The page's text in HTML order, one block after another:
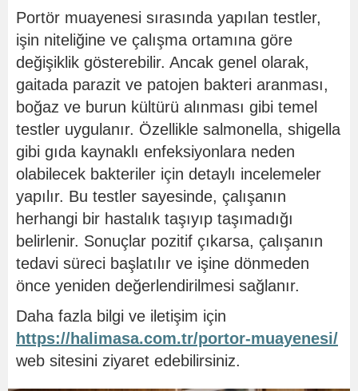
Portör muayenesi sırasında yapılan testler,
işin niteliğine ve çalışma ortamına göre
değişiklik gösterebilir. Ancak genel olarak,
gaitada parazit ve patojen bakteri aranması,
boğaz ve burun kültürü alınması gibi temel
testler uygulanır. Özellikle salmonella, shigella
gibi gıda kaynaklı enfeksiyonlara neden
olabilecek bakteriler için detaylı incelemeler
yapılır. Bu testler sayesinde, çalışanın
herhangi bir hastalık taşıyıp taşımadığı
belirlenir. Sonuçlar pozitif çıkarsa, çalışanın
tedavi süreci başlatılır ve işine dönmeden
önce yeniden değerlendirilmesi sağlanır.
Daha fazla bilgi ve iletişim için
https://halimasa.com.tr/portor-muayenesi/
web sitesini ziyaret edebilirsiniz.